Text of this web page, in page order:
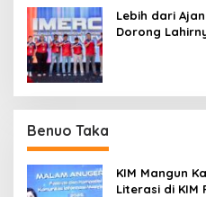
Lebih dari
Dorong
Benuo Taka
KIM Mangun
Literasi di KIM